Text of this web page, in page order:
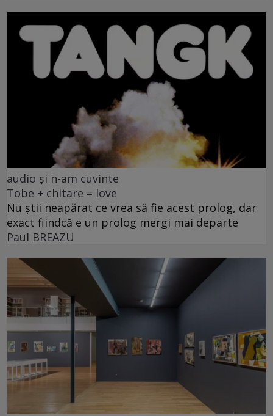
audio și n-am cuvinte
Tobe + chitare = love
Nu știi neapărat ce vrea să fie acest prolog, dar
exact fiindcă e un prolog mergi mai departe
Paul BREAZU